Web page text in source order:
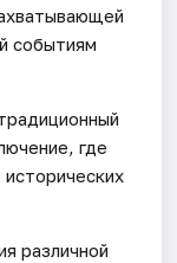
событиям
где
различной